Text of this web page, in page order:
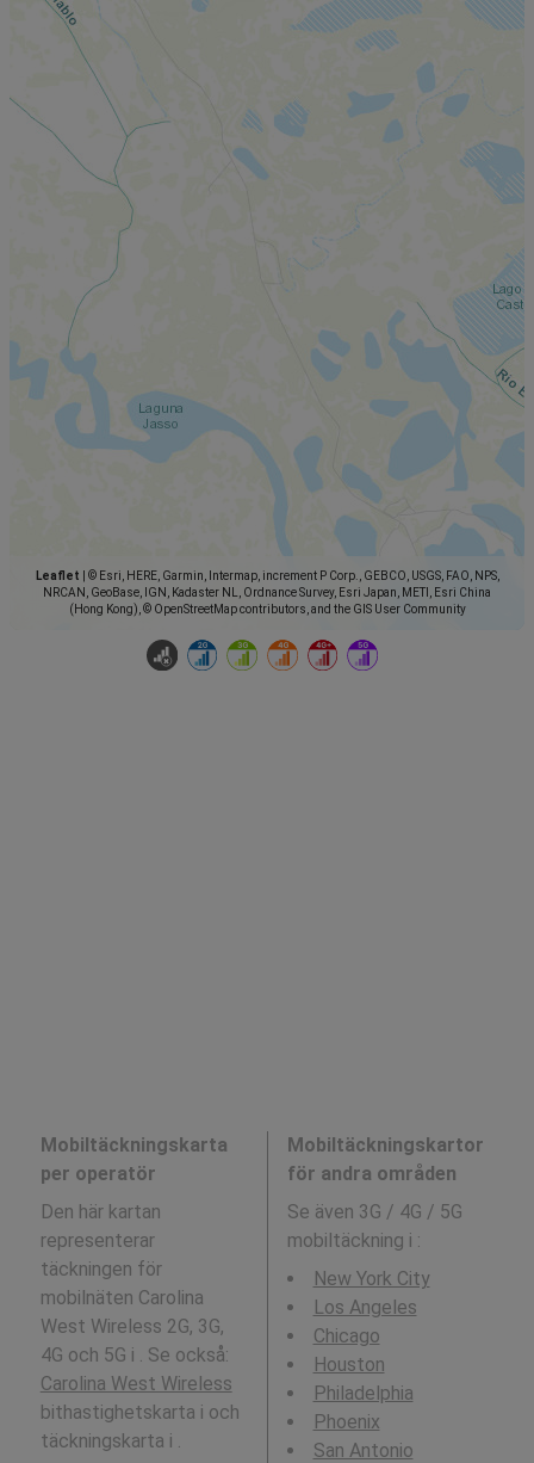
Leaflet
© Esri, HERE, Garmin, Intermap, increment P Corp., GEBCO, USGS, FAO, NPS,
NRCAN, GeoBase, IGN, Kadaster NL, Ordnance Survey, Esri Japan, METI, Esri China
(Hong Kong), © OpenStreetMap contributors, and the GIS User Community
Mobiltäckningskarta
per operatör
Den här kartan
representerar
täckningen för
mobilnäten Carolina
West Wireless 2G, 3G,
4G och 5G i . Se också:
Carolina West Wireless
bithastighetskarta i och
täckningskarta i .
Mobiltäckningskartor
för andra områden
Se även 3G / 4G / 5G
mobiltäckning i :
New York City
Los Angeles
Chicago
Houston
Philadelphia
Phoenix
San Antonio